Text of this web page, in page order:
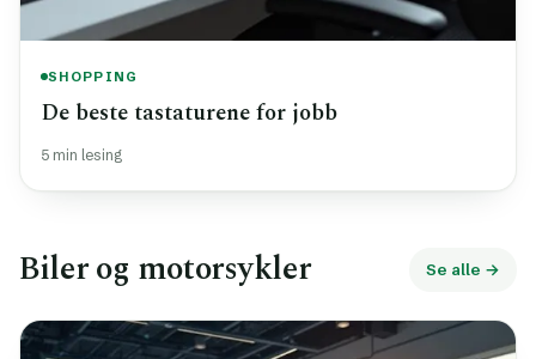
SHOPPING
De beste tastaturene for jobb
5 min lesing
Biler og motorsykler Se alle →